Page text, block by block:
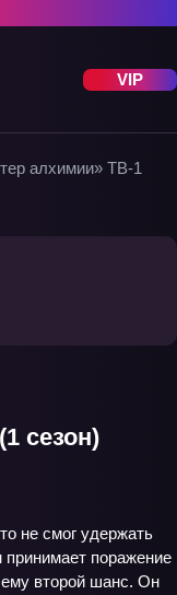
VIP
алхимии» ТВ-1
сезон)
не смог удержать
поражение
ему второй шанс. Он